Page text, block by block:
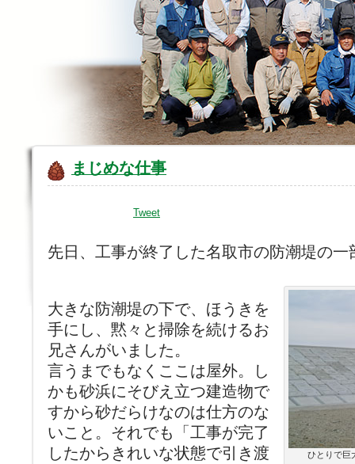
まじめな仕事
Tweet
先日、工事が終了した名取市の防潮堤の
ひとりで巨
大きな防潮堤の下で、ほうきを
手にし、黙々と掃除を続けるお
兄さんがいました。
言うまでもなくここは屋外。し
かも砂浜にそびえ立つ建造物で
すから砂だらけなのは仕方のな
いこと。それでも「工事が完了
したからきれいな状態で引き渡